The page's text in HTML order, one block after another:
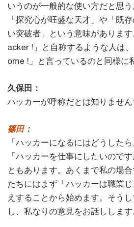
いうのが一般的な使い方だと思
「探究心が旺盛な天才」や「既
い突破者」という意味がありま
acker !」と自称するような人は
ome !」と言っているのと同様に
久保田：
ハッカーが呼称だとは知りません
篠田：
「ハッカーになるにはどうした
「ハッカーを仕事にしたいので
ともあります。あくまで私の場
たちにはまず「ハッカーは職業
えすることから始めます。そう
し、私なりの意見をお話しします